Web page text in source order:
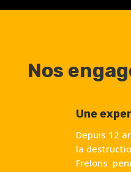
Nos
Une
Depuis 12
la
Frelons